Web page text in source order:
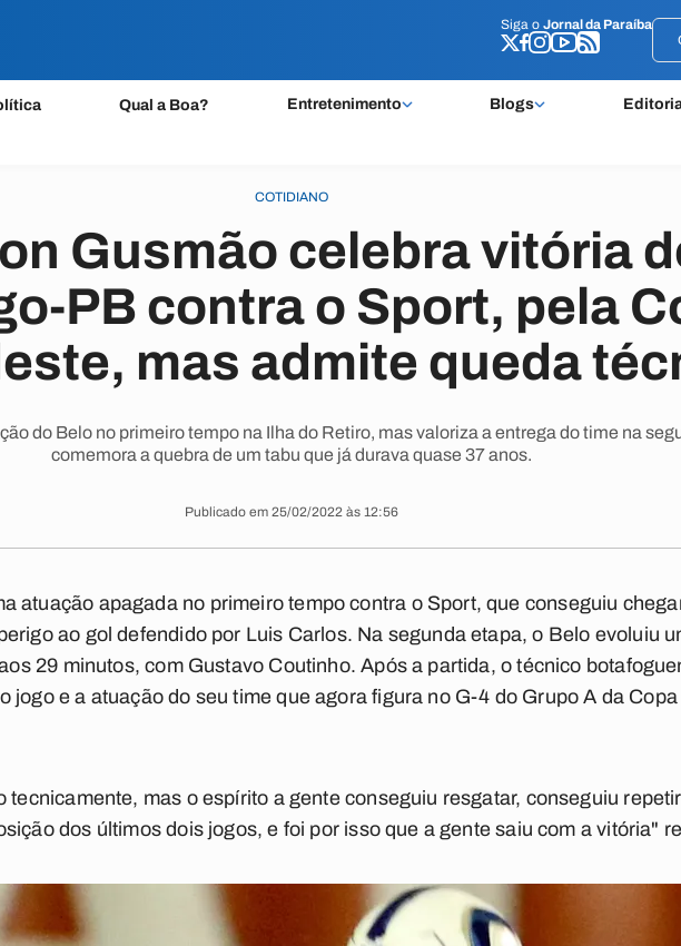
Siga o Jornal da Paraíba
Qual a Boa? Entretenimento Blogs
Siga o Jornal da Paraíba
COTIDIANO
Gusmão celebra vitória
PB contra o Sport, pela
mas admite queda
do Belo no primeiro tempo na Ilha do Retiro, mas valoriza a entrega do time na
comemora a quebra de um tabu que já durava quase 37 anos.
Publicado em 25/02/2022 às 12:56
atuação apagada no primeiro tempo contra o Sport, que conseguiu
ao gol defendido por Luis Carlos. Na segunda etapa, o Belo evoluiu
29 minutos, com Gustavo Coutinho. Após a partida, o técnico
jogo e a atuação do seu time que agora figura no G-4 do Grupo A da Copa
tecnicamente, mas o espírito a gente conseguiu resgatar, conseguiu
dos últimos dois jogos, e foi por isso que a gente saiu com a vitória"